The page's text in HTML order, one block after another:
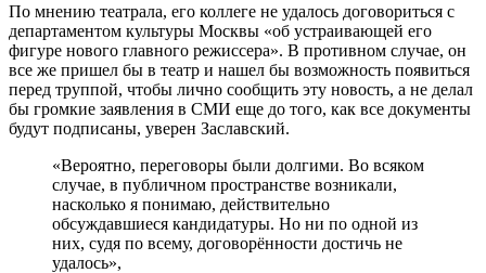
По мнению театрала, его коллеге не удалось договориться с
департаментом культуры Москвы «об устраивающей его
фигуре нового главного режиссера». В противном случае, он
все же пришел бы в театр и нашел бы возможность появиться
перед труппой, чтобы лично сообщить эту новость, а не делал
бы громкие заявления в СМИ еще до того, как все документы
будут подписаны, уверен Заславский.
«Вероятно, переговоры были долгими. Во всяком
случае, в публичном пространстве возникали,
насколько я понимаю, действительно
обсуждавшиеся кандидатуры. Но ни по одной из
них, судя по всему, договорённости достичь не
удалось»,